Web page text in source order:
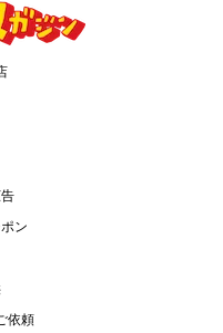
ン
依頼